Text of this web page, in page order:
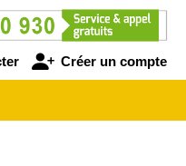
Créer un compte